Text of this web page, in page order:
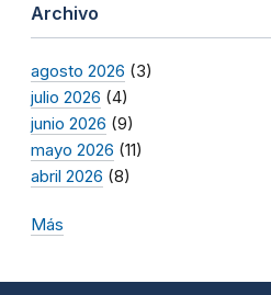
Archivo
agosto 2026 (3)
julio 2026 (4)
junio 2026 (9)
mayo 2026 (11)
abril 2026 (8)
Más